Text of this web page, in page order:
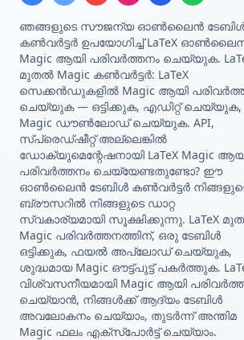
ഞങ്ങളുടെ സൗജന്യ ഓൺലൈൻ
കൺവർട്ടർ ഉപയോഗിച്ച് LaTeX
Magic ആയി പരിവർത്തനം ചെയ്യുക.
മുതൽ Magic കൺവർട്ടർ: LaTeX
സെക്കൻഡുകളിൽ Magic ആയി
ചെയ്യുക — ഒട്ടിക്കുക, എഡിറ്റ് ചെയ്യുക,
Magic ഡൗൺലോഡ് ചെയ്യുക. API,
സ്പ്രെഡ്ഷീറ്റ് അല്ലെങ്കിൽ
ഡോക്യുമെന്റേഷനായി LaTeX Magic
പരിവർത്തനം ചെയ്യേണ്ടതുണ്ടോ? ഈ
ഓൺലൈൻ ടേബിൾ കൺവർട്ടർ
ബ്രൗസറിൽ നിങ്ങളുടെ ഡാറ്റ
സ്വകാര്യമായി സൂക്ഷിക്കുന്നു. LaTeX
Magic പരിവർത്തനത്തിന്, ഒരു ടേബിൾ
ഒട്ടിക്കുക, ഫയൽ അപ്‌ലോഡ് ചെയ്യുക,
ശുദ്ധമായ Magic ഔട്ട്‌പുട്ട് പകർത്തുക.
വിശ്വസനീയമായി Magic ആയി
ചെയ്യാൻ, നിങ്ങൾക്ക് ആദ്യം ടേബിൾ
അവലോകനം ചെയ്യാം, തുടർന്ന് അന്തിമ
Magic ഫലം എക്സ്‌പോർട്ട് ചെയ്യാം.